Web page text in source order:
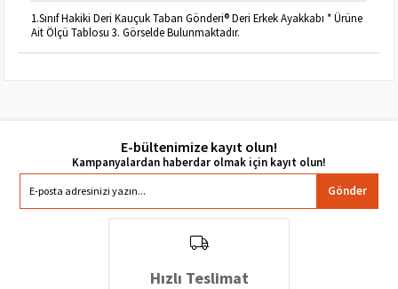
1.Sınıf Hakiki Deri Kauçuk Taban Gönderi® Deri Erkek Ayakkabı * Ürüne
Ait Ölçü Tablosu 3. Görselde Bulunmaktadır.
E-bültenimize kayıt olun!
Gönder
Hızlı Teslimat